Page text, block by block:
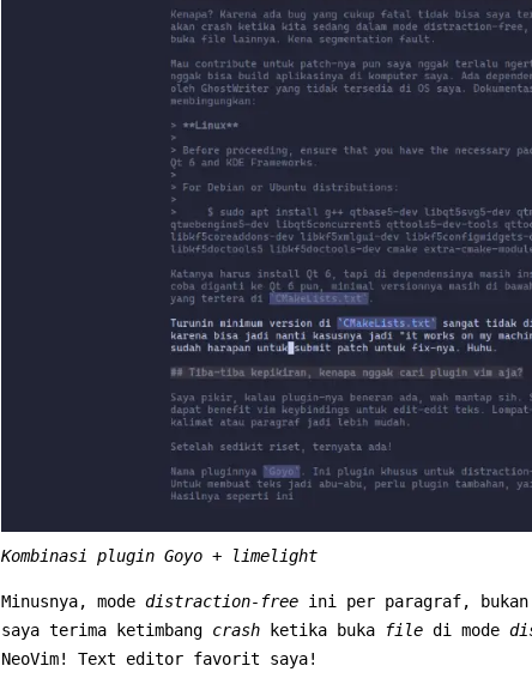
Kombinasi plugin Goyo + limelight
Minusnya, mode distraction-free ini per paragraf,
saya terima ketimbang crash ketika buka file di mode
NeoVim! Text editor favorit saya!